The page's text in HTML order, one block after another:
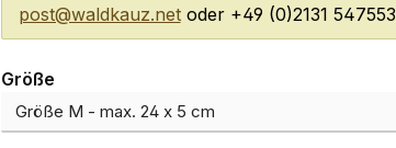
post@waldkauz.netoder +49 (0)2131 547553
Größeauswählen